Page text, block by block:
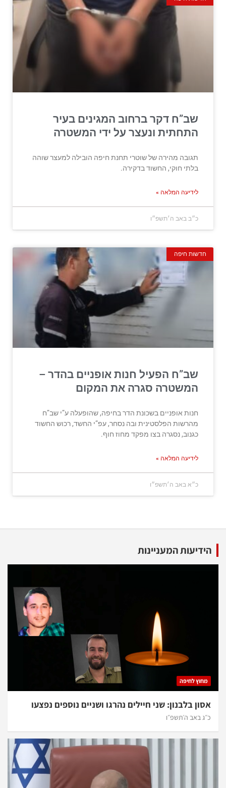
שב”ח דקר ברחוב המגינים בעיר
התחתית ונעצר על ידי המשטרה
תגובה מהירה של שוטרי תחנת חיפה הובילה למעצר שוהה
בלתי חוקי, החשוד בדקירה.
לידיעה המלאה »
כ״ב באב ה׳תשפ״ו
חדשות חיפה
שב”ח הפעיל חנות אופניים בהדר –
המשטרה סגרה את המקום
חנות אופניים בשכונת הדר בחיפה, שהופעלה ע”י שב”ח
מהרשות הפלסטינית ובה נסחר, עפ”י החשד, רכוש החשוד
כגנוב, נסגרה בצו מפקד מחוז חוף.
לידיעה המלאה »
כ״א באב ה׳תשפ״ו
הידיעות המעניינות
מחוץ לחיפה
אסון בלבנון: שני חיילים נהרגו ושניים נוספים נפצעו
כ״ג באב ה׳תשפ״ו